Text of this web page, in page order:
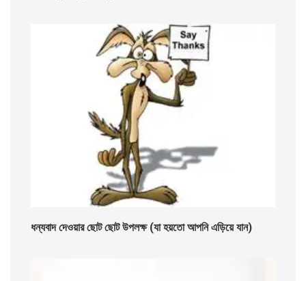
ধন্যবাদ দেওয়ার ছোট ছোট উপলক্ষ (যা হয়তো আপনি এড়িয়ে যান)